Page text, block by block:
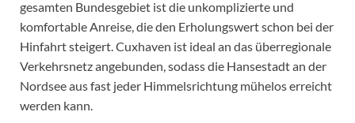
gesamten Bundesgebiet ist die unkomplizierte und
komfortable Anreise, die den Erholungswert schon bei der
Hinfahrt steigert. Cuxhaven ist ideal an das überregionale
Verkehrsnetz angebunden, sodass die Hansestadt an der
Nordsee aus fast jeder Himmelsrichtung mühelos erreicht
werden kann.